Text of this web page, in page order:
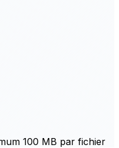
100 MB par fichier